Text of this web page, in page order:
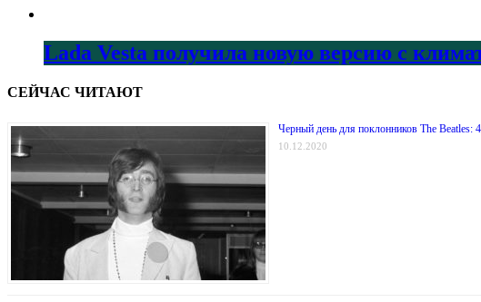
Lada Vesta получила новую версию с
СЕЙЧАС ЧИТАЮТ
Черный день для поклонников The Beatles:
10.12.2020